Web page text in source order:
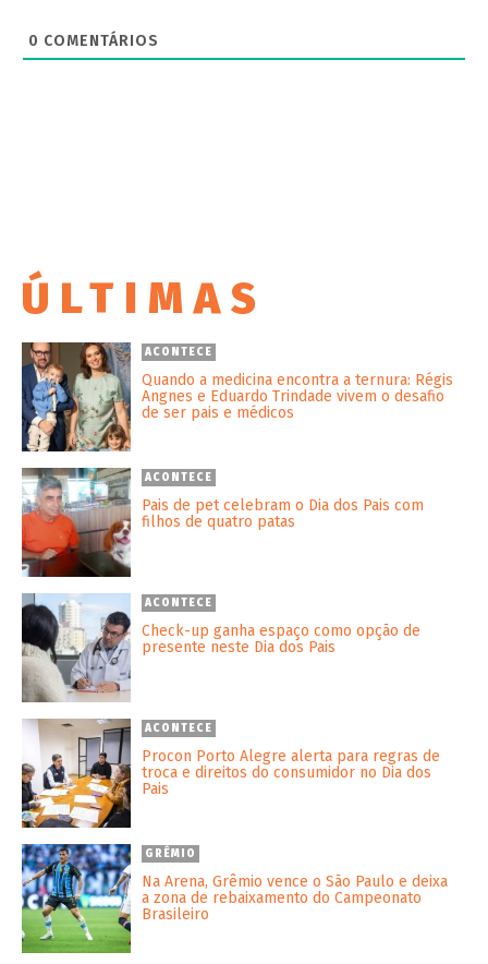
0 COMENTÁRIOS
ÚLTIMAS
ACONTECE
Quando a medicina encontra a ternura: Régis
Angnes e Eduardo Trindade vivem o desafio
de ser pais e médicos
ACONTECE
Pais de pet celebram o Dia dos Pais com
filhos de quatro patas
ACONTECE
Check-up ganha espaço como opção de
presente neste Dia dos Pais
ACONTECE
Procon Porto Alegre alerta para regras de
troca e direitos do consumidor no Dia dos
Pais
GRÊMIO
Na Arena, Grêmio vence o São Paulo e deixa
a zona de rebaixamento do Campeonato
Brasileiro